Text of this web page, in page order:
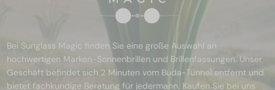
Bei Sunglass Magic finden Sie eine große Auswahl an
hochwertigen Marken-Sonnenbrillen und Brillenfassungen. Unser
Geschäft befindet sich 2 Minuten vom Buda-Tunnel entfernt und
bietet fachkundige Beratung für jedermann. Kaufen Sie bei uns